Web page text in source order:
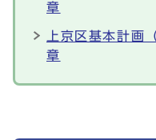
章
上京区基本計
章